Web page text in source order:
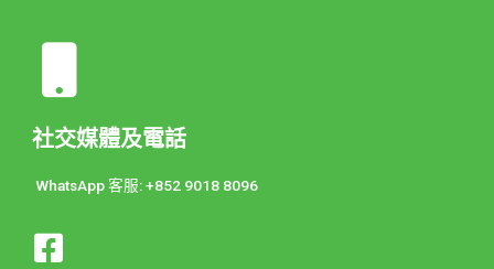
社交媒體及電話
WhatsApp 客服: +852 9018 8096